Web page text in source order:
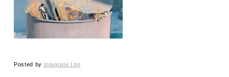
Posted by Intagrate Lite